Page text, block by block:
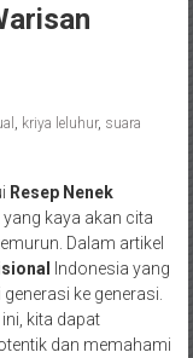
kriya leluhur, suara
Resep Nenek
yang kaya akan cita
Dalam artikel
Indonesia yang
ke generasi.
kita dapat
dan memahami